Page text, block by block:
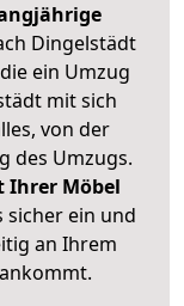
Dingelstädt
ein Umzug
mit sich
von der
des Umzugs.
Ihrer Möbel
sicher ein und
an Ihrem